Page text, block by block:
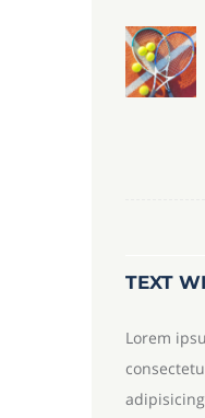
TEXT
Lorem